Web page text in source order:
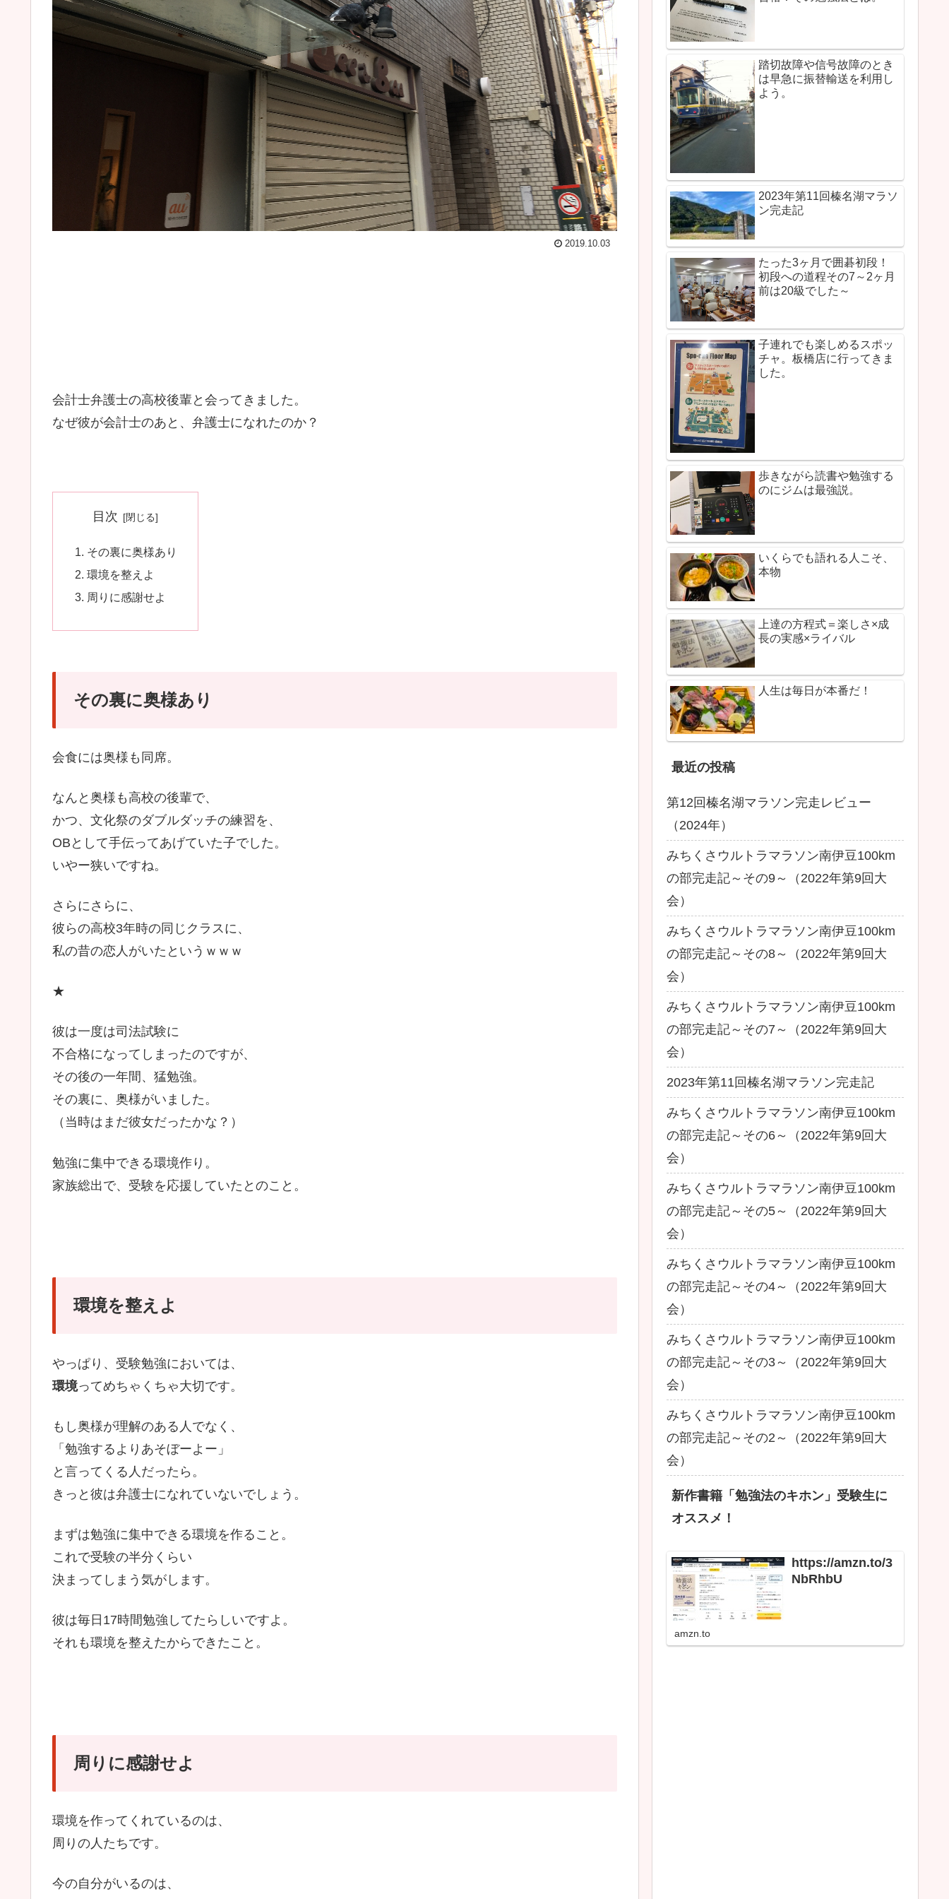
2019.10.03
会計士弁護士の高校後輩と会ってきました。
なぜ彼が会計士のあと、弁護士になれたのか？
目次
その裏に奥様あり
環境を整えよ
周りに感謝せよ
その裏に奥様あり
会食には奥様も同席。
なんと奥様も高校の後輩で、
かつ、文化祭のダブルダッチの練習を、
OBとして手伝ってあげていた子でした。
いやー狭いですね。
さらにさらに、
彼らの高校3年時の同じクラスに、
私の昔の恋人がいたというｗｗｗ
★
彼は一度は司法試験に
不合格になってしまったのですが、
その後の一年間、猛勉強。
その裏に、奥様がいました。
（当時はまだ彼女だったかな？）
勉強に集中できる環境作り。
家族総出で、受験を応援していたとのこと。
環境を整えよ
やっぱり、受験勉強においては、
環境ってめちゃくちゃ大切です。
もし奥様が理解のある人でなく、
「勉強するよりあそぼーよー」
と言ってくる人だったら。
きっと彼は弁護士になれていないでしょう。
まずは勉強に集中できる環境を作ること。
これで受験の半分くらい
決まってしまう気がします。
彼は毎日17時間勉強してたらしいですよ。
それも環境を整えたからできたこと。
周りに感謝せよ
環境を作ってくれているのは、
周りの人たちです。
今の自分がいるのは、
踏切故障や信号故障のとき
は早急に振替輸送を利用し
よう。
2023年第11回榛名湖マラソ
ン完走記
たった3ヶ月で囲碁初段！
初段への道程その7～2ヶ月
前は20級でした～
子連れでも楽しめるスポッ
チャ。板橋店に行ってきま
した。
歩きながら読書や勉強する
のにジムは最強説。
いくらでも語れる人こそ、
本物
上達の方程式＝楽しさ×成
長の実感×ライバル
人生は毎日が本番だ！
最近の投稿
第12回榛名湖マラソン完走レビュー
（2024年）
みちくさウルトラマラソン南伊豆100km
の部完走記～その9～（2022年第9回大
会）
みちくさウルトラマラソン南伊豆100km
の部完走記～その8～（2022年第9回大
会）
みちくさウルトラマラソン南伊豆100km
の部完走記～その7～（2022年第9回大
会）
2023年第11回榛名湖マラソン完走記
みちくさウルトラマラソン南伊豆100km
の部完走記～その6～（2022年第9回大
会）
みちくさウルトラマラソン南伊豆100km
の部完走記～その5～（2022年第9回大
会）
みちくさウルトラマラソン南伊豆100km
の部完走記～その4～（2022年第9回大
会）
みちくさウルトラマラソン南伊豆100km
の部完走記～その3～（2022年第9回大
会）
みちくさウルトラマラソン南伊豆100km
の部完走記～その2～（2022年第9回大
会）
新作書籍「勉強法のキホン」受験生に
オススメ！
https://amzn.to/3
NbRhbU
amzn.to